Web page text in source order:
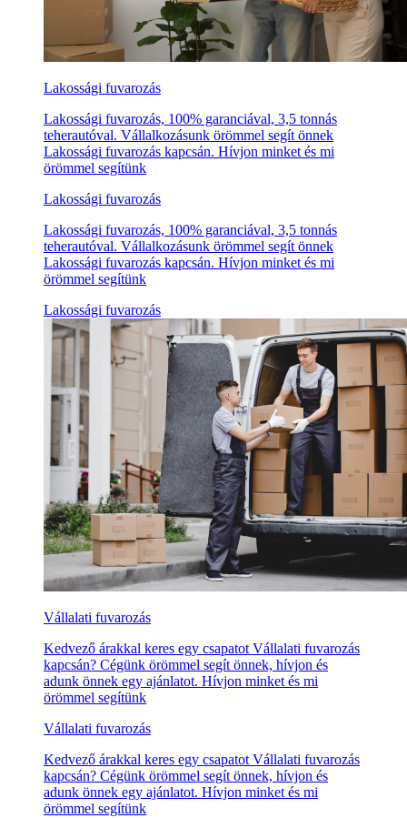
Lakossági fuvarozás
Lakossági fuvarozás, 100% garanciával, 3,5 tonnás
teherautóval. Vállalkozásunk örömmel segít önnek
Lakossági fuvarozás kapcsán. Hívjon minket és mi
örömmel segítünk
Lakossági fuvarozás
Lakossági fuvarozás, 100% garanciával, 3,5 tonnás
teherautóval. Vállalkozásunk örömmel segít önnek
Lakossági fuvarozás kapcsán. Hívjon minket és mi
örömmel segítünk
Lakossági fuvarozás
Vállalati fuvarozás
Kedvező árakkal keres egy csapatot Vállalati fuvarozás
kapcsán? Cégünk örömmel segít önnek, hívjon és
adunk önnek egy ajánlatot. Hívjon minket és mi
örömmel segítünk
Vállalati fuvarozás
Kedvező árakkal keres egy csapatot Vállalati fuvarozás
kapcsán? Cégünk örömmel segít önnek, hívjon és
adunk önnek egy ajánlatot. Hívjon minket és mi
örömmel segítünk